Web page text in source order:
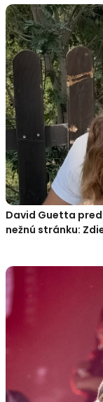
David Guetta
nežnú stránku: